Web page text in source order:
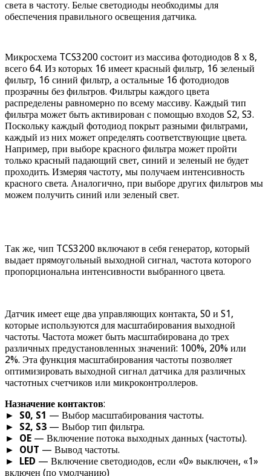
света в частоту. Белые светодиоды необходимы для
обеспечения правильного освещения датчика.
Микросхема TCS3200 состоит из массива фотодиодов 8 х 8,
всего 64. Из которых 16 имеет красный фильтр, 16 зеленый
фильтр, 16 синий фильтр, а остальные 16 фотодиодов
прозрачны без фильтров. Фильтры каждого цвета
распределены равномерно по всему массиву. Каждый тип
фильтра может быть активирован с помощью входов S2, S3.
Поскольку каждый фотодиод покрыт разными фильтрами,
каждый из них может определять соответствующие цвета.
Например, при выборе красного фильтра может пройти
только красный падающий свет, синий и зеленый не будет
проходить. Измеряя частоту, мы получаем интенсивность
красного света. Аналогично, при выборе других фильтров мы
можем получить синий или зеленый свет.
Так же, чип TCS3200 включают в себя генератор, который
выдает прямоугольный выходной сигнал, частота которого
пропорциональна интенсивности выбранного цвета.
Датчик имеет еще два управляющих контакта, S0 и S1,
которые используются для масштабирования выходной
частоты. Частота может быть масштабирована до трех
различных предустановленных значений: 100%, 20% или
2%. Эта функция масштабирования частоты позволяет
оптимизировать выходной сигнал датчика для различных
частотных счетчиков или микроконтроллеров.
Назначение контактов:
► S0, S1 — Выбор масштабирования частоты.
► S2, S3 — Выбор тип фильтра.
► OE — Включение потока выходных данных (частоты).
► OUT — Вывод частоты.
► LED — Включение светодиодов, если «0» выключен, «1»
включен (по умолчанию)